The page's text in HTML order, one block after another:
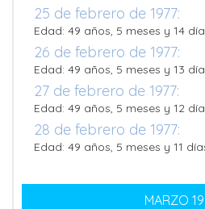
25 de febrero de 1977:
Edad: 49 años, 5 meses y 14
26 de febrero de 1977:
Edad: 49 años, 5 meses y 13
27 de febrero de 1977:
Edad: 49 años, 5 meses y 12
28 de febrero de 1977:
Edad: 49 años, 5 meses y 11
MARZO